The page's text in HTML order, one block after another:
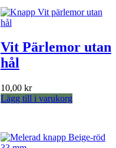
Vit Pärlemor utan
hål
10,00 kr
Lägg till i varukorg